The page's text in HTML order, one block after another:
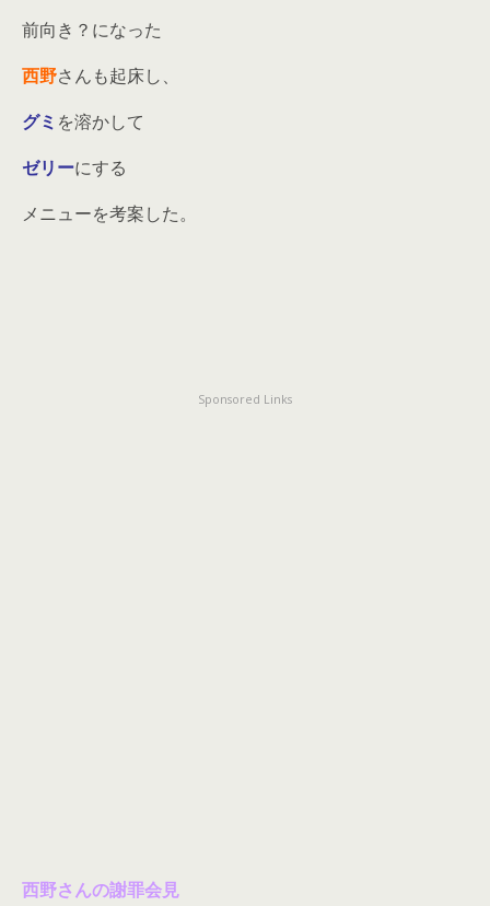
前向き？になった
西野さんも起床し、
グミ を溶かして
ゼリーにする
メニューを考案した。
Sponsored Links
西野さんの謝罪会見